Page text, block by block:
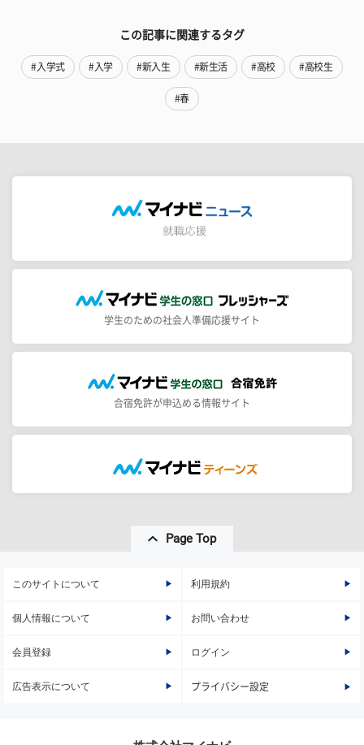
この記事に関連するタグ
#入学式 #入学 #新入生 #新生活 #高校 #高校生
#春
学生のための社会人準備応援サイト
合宿免許が申込める情報サイト
Page Top
このサイトについて 利用規約
個人情報について お問い合わせ
会員登録 ログイン
広告表示について プライバシー設定